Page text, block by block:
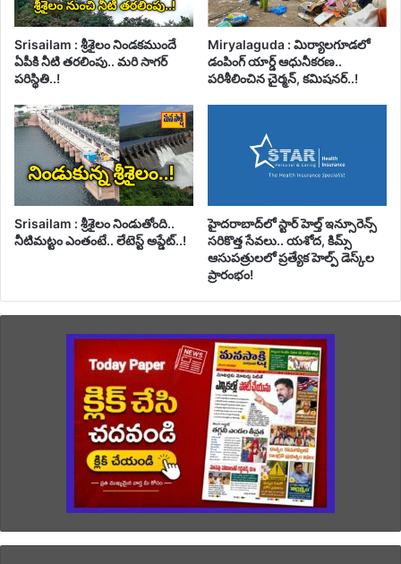
Srisailam : శ్రీశైలం నిండకముందే
ఏపీకి నీటి తరలింపు.. మరి సాగర్
పరిస్థితి..!
Miryalaguda : మిర్యాలగూడలో
డంపింగ్ యార్డ్ ఆధునీకరణ..
పరిశీలించిన చైర్మన్, కమిషనర్..!
Srisailam : శ్రీశైలం నిండుతోంది..
నీటిమట్టం ఎంతంటే.. లేటెస్ట్ అప్డేట్..!
హైదరాబాద్‌లో స్టార్ హెల్త్ ఇన్సూరెన్స్
సరికొత్త సేవలు.. యశోద, కిమ్స్
ఆసుపత్రులలో ప్రత్యేక హెల్ప్ డెస్క్‌ల
ప్రారంభం!